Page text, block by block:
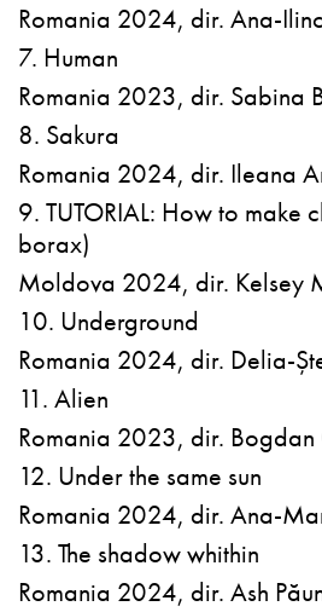
Romania 2024, dir. Ana-
7. Human
Romania 2023, dir. Sabina
8. Sakura
Romania 2024, dir. Ileana
9. TUTORIAL: How to make
borax)
Moldova 2024, dir. Kelsey
10. Underground
Romania 2024, dir. Delia-
11. Alien
Romania 2023, dir.
12. Under the same sun
Romania 2024, dir. Ana-
13. The shadow whithin
Romania 2024, dir. Ash